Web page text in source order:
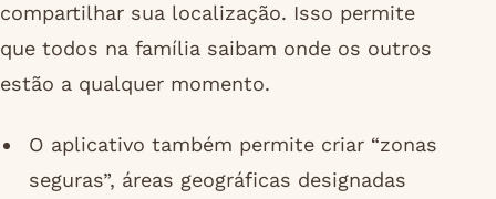
compartilhar sua localização. Isso permite
que todos na família saibam onde os outros
estão a qualquer momento.
O aplicativo também permite criar “zonas
seguras”, áreas geográficas designadas